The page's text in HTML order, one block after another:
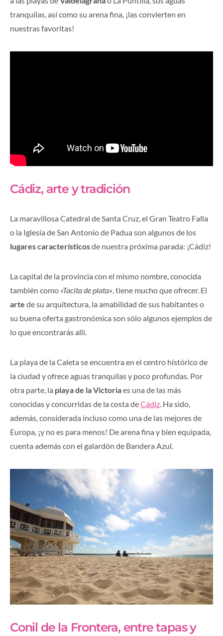
tranquilas, así como su arena fina, ¡las convierten en
nuestras favoritas!
Cádiz, arte y tradición
La maravillosa Catedral de Santa Cruz, el Gran Teatro Falla
o la Iglesia de San Antonio de Padua son algunos de los
lugares característicosde nuestra próxima parada: ¡Cádiz!
La capital de la provincia con el mismo nombre, conocida
también como «Tacita de plata», tiene mucho que ofrecer. El
arte de su arquitectura, la amabilidad de sus habitantes o
su buena oferta gastronómica son sólo algunos ejemplos de
lo que encontrarás allí.
La playa de la Caleta se encuentra en el centro histórico de
la ciudad y ofrece aguas tranquilas y poco profundas. Por
otra parte, la playa de la Victoriaes una de las más
conocidas y concurridas de la costa deCádiz. Ha sido,
además, considerada incluso como una de las mejores de
Europa, ¡y no es para menos! De arena fina y bien equipada,
cuenta además con el galardón de Bandera Azul.
Conil de la Frontera, entre tapas y